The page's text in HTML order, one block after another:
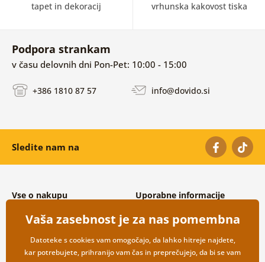
tapet in dekoracij vrhunska kakovost tiska
Podpora strankam
v času delovnih dni Pon-Pet: 10:00 - 15:00
+386 1810 87 57 info@dovido.si
Sledite nam na
Vse o nakupu
Splošni in reklamacijski pogoji
Varovanje osebnih podatkov
Možnosti dostave in plačila
Vračilo blaga
Uporabne informacije
Pogosto zastavljena vprašanja
Kontakti
Veleprodaja
Vaša zasebnost je za nas pomembna
Datoteke s cookies vam omogočajo, da lahko hitreje najdete,
kar potrebujete, prihranijo vam čas in preprečujejo, da bi se vam